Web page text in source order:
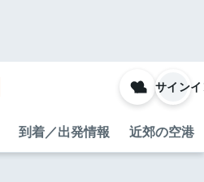
到着／出発情報 近郊の空港
サイン